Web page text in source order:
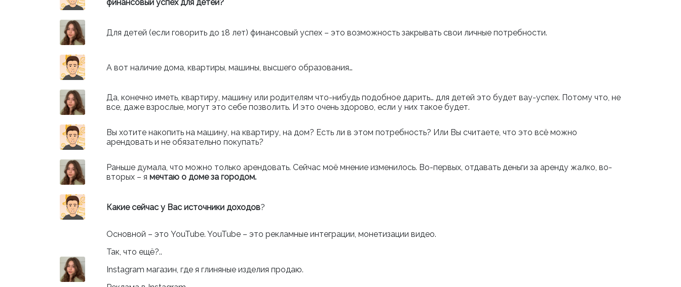
финансовый успех для детей?
Для детей (если говорить до 18 лет) финансовый успех – это возможность закрывать свои личные потребности.
А вот наличие дома, квартиры, машины, высшего образования…
Да, конечно иметь, квартиру, машину или родителям что-нибудь подобное дарить… для детей это будет вау-успех. Потому что, не
все, даже взрослые, могут это себе позволить. И это очень здорово, если у них такое будет.
Вы хотите накопить на машину, на квартиру, на дом? Есть ли в этом потребность? Или Вы считаете, что это всё можно
арендовать и не обязательно покупать?
Раньше думала, что можно только арендовать. Сейчас моё мнение изменилось. Во-первых, отдавать деньги за аренду жалко, во-
вторых – я мечтаю о доме за городом.
Какие сейчас у Вас источники доходов?
Основной – это YouTube. YouTube – это рекламные интеграции, монетизации видео.
Так, что ещё?..
Instagram магазин, где я глиняные изделия продаю.